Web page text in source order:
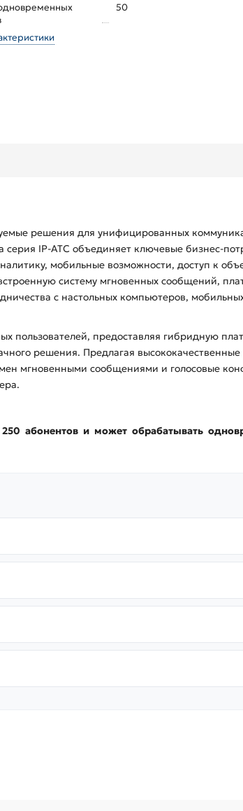
50
решения для унифицированных
IP-АТС объединяет ключевые бизнес-
мобильные возможности, доступ к
систему мгновенных сообщений,
с настольных компьютеров,
пользователей, предоставляя гибридную
решения. Предлагая
мгновенными сообщениями и голосовые
абонентов и может обрабатывать